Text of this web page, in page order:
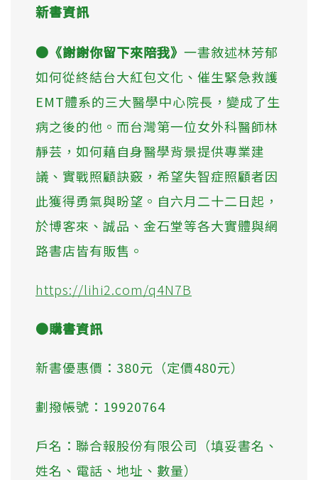
新書資訊
●《謝謝你留下來陪我》 一書敘述林芳郁
如何從終結台大紅包文化、催生緊急救護
EMT體系的三大醫學中心院長，變成了生
病之後的他。而台灣第一位女外科醫師林
靜芸，如何藉自身醫學背景提供專業建
議、實戰照顧訣竅，希望失智症照顧者因
此獲得勇氣與盼望。自六月二十二日起，
於博客來、誠品、金石堂等各大實體與網
路書店皆有販售。
https://lihi2.com/q4N7B
●購書資訊
新書優惠價：380元（定價480元）
劃撥帳號：19920764
戶名：聯合報股份有限公司（填妥書名、
姓名、電話、地址、數量）